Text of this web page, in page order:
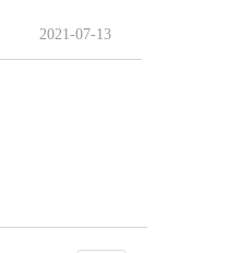
2021-07-13